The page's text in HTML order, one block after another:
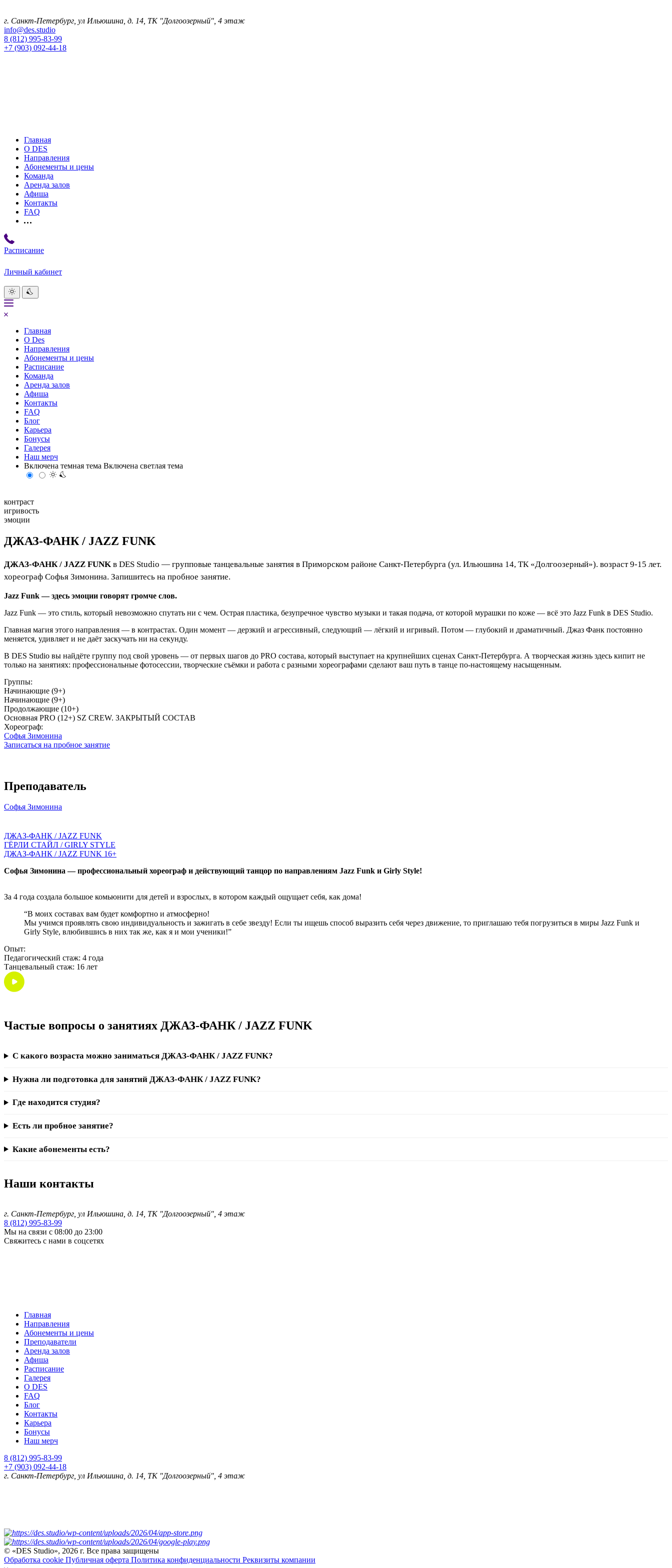
г. Санкт-Петербург , ул Ильюшина, д. 14, ТК "Долгоозерный", 4 этаж
info@des.studio
8 (812) 995-83-99
+7 (903) 092-44-18
Главная
О DES
Направления
Абонементы и цены
Команда
Аренда залов
Афиша
Контакты
FAQ
Расписание
Личный кабинет
Главная
О Des
Направления
Абонементы и цены
Расписание
Команда
Аренда залов
Афиша
Контакты
FAQ
Блог
Карьера
Бонусы
Галерея
Наш мерч
Включена темная тема Включена светлая тема
контраст
игривость
эмоции
ДЖАЗ-ФАНК / JAZZ FUNK
ДЖАЗ-ФАНК / JAZZ FUNK в DES Studio — групповые танцевальные занятия в Приморском районе Санкт-Петербурга (ул. Ильюшина 14, ТК «Долгоозерный»). возраст 9-15 лет.
хореограф Софья Зимонина. Запишитесь на пробное занятие.
Jazz Funk — здесь эмоции говорят громче слов.
Jazz Funk — это стиль, который невозможно спутать ни с чем. Острая пластика, безупречное чувство музыки и такая подача, от которой мурашки по коже — всё это Jazz Funk в DES Studio.
Главная магия этого направления — в контрастах. Один момент — дерзкий и агрессивный, следующий — лёгкий и игривый. Потом — глубокий и драматичный. Джаз Фанк постоянно
меняется, удивляет и не даёт заскучать ни на секунду.
В DES Studio вы найдёте группу под свой уровень — от первых шагов до PRO состава, который выступает на крупнейших сценах Санкт-Петербурга. А творческая жизнь здесь кипит не
только на занятиях: профессиональные фотосессии, творческие съёмки и работа с разными хореографами сделают ваш путь в танце по-настоящему насыщенным.
Группы:
Начинающие (9+)
Начинающие (9+)
Продолжающие (10+)
Основная PRO (12+) SZ CREW. ЗАКРЫТЫЙ СОСТАВ
Хореограф:
Софья Зимонина
Записаться на пробное занятие
Преподаватель
Софья Зимонина
ДЖАЗ-ФАНК / JAZZ FUNK
ГЁРЛИ СТАЙЛ / GIRLY STYLE
ДЖАЗ-ФАНК / JAZZ FUNK 16+
Софья Зимонина — профессиональный хореограф и действующий танцор по направлениям Jazz Funk и Girly Style!
За 4 года создала большое комьюнити для детей и взрослых, в котором каждый ощущает себя, как дома!
“В моих составах вам будет комфортно и атмосферно!
Мы учимся проявлять свою индивидуальность и зажигать в себе звезду! Если ты ищешь способ выразить себя через движение, то приглашаю тебя погрузиться в миры Jazz Funk и
Girly Style, влюбившись в них так же, как я и мои ученики!”
Опыт:
Педагогический стаж: 4 года
Танцевальный стаж: 16 лет
Частые вопросы о занятиях ДЖАЗ-ФАНК / JAZZ FUNK
С какого возраста можно заниматься ДЖАЗ-ФАНК / JAZZ FUNK?
Нужна ли подготовка для занятий ДЖАЗ-ФАНК / JAZZ FUNK?
Где находится студия?
Есть ли пробное занятие?
Какие абонементы есть?
Наши контакты
г. Санкт-Петербург , ул Ильюшина, д. 14, ТК "Долгоозерный", 4 этаж
8 (812) 995-83-99
Мы на связи с 08:00 до 23:00
Свяжитесь с нами в соцсетях
Главная
Направления
Абонементы и цены
Преподаватели
Аренда залов
Афиша
Расписание
Галерея
О DES
FAQ
Блог
Контакты
Карьера
Бонусы
Наш мерч
8 (812) 995-83-99
+7 (903) 092-44-18
г. Санкт-Петербург , ул Ильюшина, д. 14, ТК "Долгоозерный", 4 этаж
© «DES Studio», 2026 г. Все права защищены
Обработка cookie Публичная оферта Политика конфиденциальности Реквизиты компании